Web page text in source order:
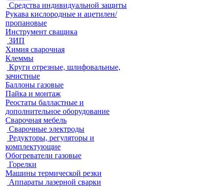
Средства индивидуальной защиты
Рукава кислородные и ацетилен/
пропановые
Инструмент сващика
ЗИП
Химия сварочная
Клеммы
Круги отрезные, шлифовальные,
зачистные
Баллоны газовые
Пайка и монтаж
Реостаты балластные и
дополнительное оборудование
Сварочная мебель
Cварочные электроды
Редукторы, регуляторы и
комплектующие
Обогреватели газовые
Горелки
Машины термической резки
Аппараты лазерной сварки